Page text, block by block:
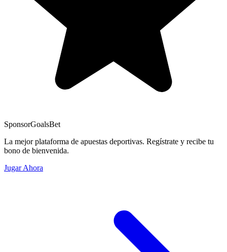
SponsorGoalsBet
La mejor plataforma de apuestas deportivas. Regístrate y recibe tu
bono de bienvenida.
Jugar Ahora